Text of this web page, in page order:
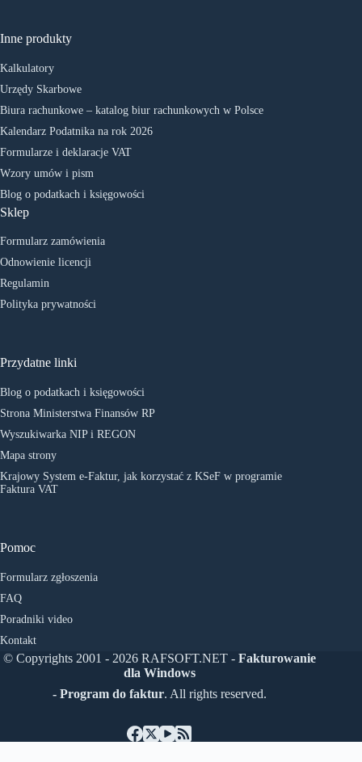
Inne produkty
Kalkulatory
Urzędy Skarbowe
Biura rachunkowe – katalog biur rachunkowych w Polsce
Kalendarz Podatnika na rok 2026
Formularze i deklaracje VAT
Wzory umów i pism
Blog o podatkach i księgowości
Sklep
Formularz zamówienia
Odnowienie licencji
Regulamin
Polityka prywatności
Przydatne linki
Blog o podatkach i księgowości
Strona Ministerstwa Finansów RP
Wyszukiwarka NIP i REGON
Mapa strony
Krajowy System e-Faktur, jak korzystać z KSeF w programie
Faktura VAT
Pomoc
Formularz zgłoszenia
FAQ
Poradniki video
Kontakt
© Copyrights 2001 - 2026 RAFSOFT.NET - Fakturowanie
dla Windows
- Program do faktur. All rights reserved.